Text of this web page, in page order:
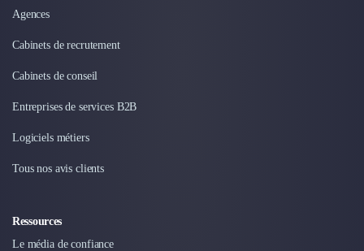
Agences
Cabinets de recrutement
Cabinets de conseil
Entreprises de services B2B
Logiciels métiers
Tous nos avis clients
Ressources
Le média de confiance